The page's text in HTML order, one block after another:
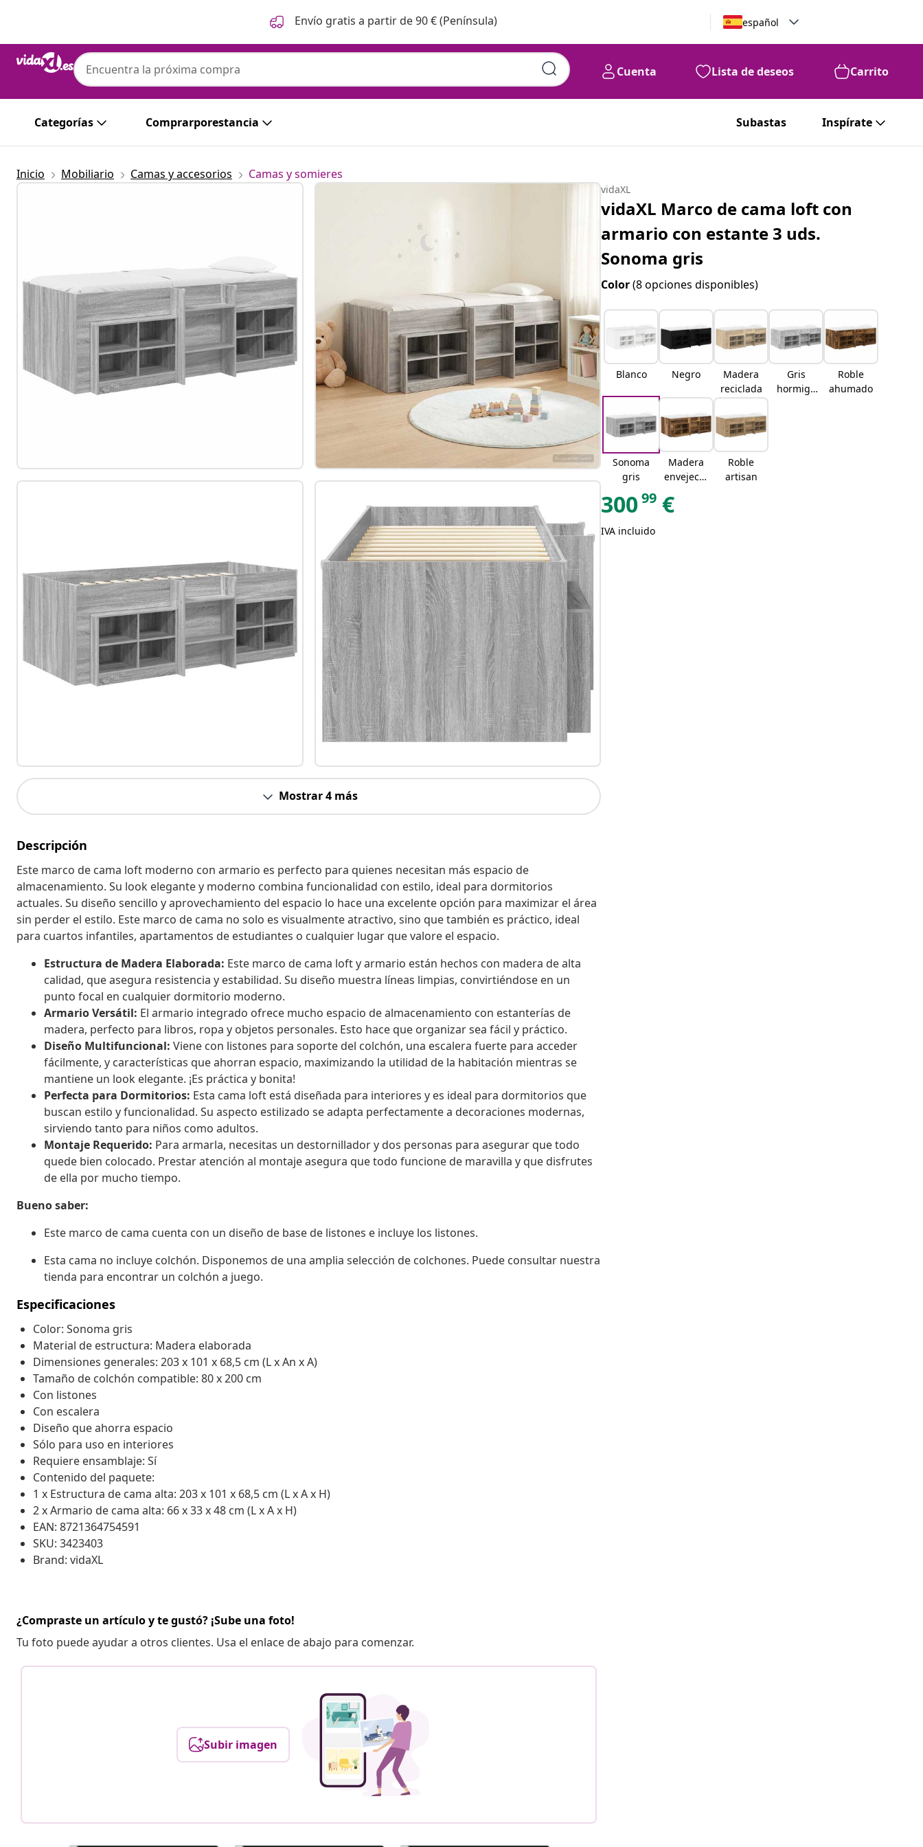
Envío gratis a partir de 90 € (Península) español
Cuenta Lista de deseos Carrito
Categorías Comprarporestancia Subastas Inspírate
Inicio Mobiliario Camas y accesorios Camas y somieres
Mostrar 4 más
Descripción
Este marco de cama loft moderno con armario es perfecto para quienes necesitan más espacio de
almacenamiento. Su look elegante y moderno combina funcionalidad con estilo, ideal para dormitorios
actuales. Su diseño sencillo y aprovechamiento del espacio lo hace una excelente opción para maximizar el área
sin perder el estilo. Este marco de cama no solo es visualmente atractivo, sino que también es práctico, ideal
para cuartos infantiles, apartamentos de estudiantes o cualquier lugar que valore el espacio.
Estructura de Madera Elaborada: Este marco de cama loft y armario están hechos con madera de alta
calidad, que asegura resistencia y estabilidad. Su diseño muestra líneas limpias, convirtiéndose en un
punto focal en cualquier dormitorio moderno.
Armario Versátil: El armario integrado ofrece mucho espacio de almacenamiento con estanterías de
madera, perfecto para libros, ropa y objetos personales. Esto hace que organizar sea fácil y práctico.
Diseño Multifuncional: Viene con listones para soporte del colchón, una escalera fuerte para acceder
fácilmente, y características que ahorran espacio, maximizando la utilidad de la habitación mientras se
mantiene un look elegante. ¡Es práctica y bonita!
Perfecta para Dormitorios: Esta cama loft está diseñada para interiores y es ideal para dormitorios que
buscan estilo y funcionalidad. Su aspecto estilizado se adapta perfectamente a decoraciones modernas,
sirviendo tanto para niños como adultos.
Montaje Requerido: Para armarla, necesitas un destornillador y dos personas para asegurar que todo
quede bien colocado. Prestar atención al montaje asegura que todo funcione de maravilla y que disfrutes
de ella por mucho tiempo.
Bueno saber:
Este marco de cama cuenta con un diseño de base de listones e incluye los listones.
Esta cama no incluye colchón. Disponemos de una amplia selección de colchones. Puede consultar nuestra
tienda para encontrar un colchón a juego.
Especificaciones
Color: Sonoma gris
Material de estructura: Madera elaborada
Dimensiones generales: 203 x 101 x 68,5 cm (L x An x A)
Tamaño de colchón compatible: 80 x 200 cm
Con listones
Con escalera
Diseño que ahorra espacio
Sólo para uso en interiores
Requiere ensamblaje: Sí
Contenido del paquete:
1 x Estructura de cama alta: 203 x 101 x 68,5 cm (L x A x H)
2 x Armario de cama alta: 66 x 33 x 48 cm (L x A x H)
EAN: 8721364754591
SKU: 3423403
Brand: vidaXL
¿Compraste un artículo y te gustó? ¡Sube una foto!
Tu foto puede ayudar a otros clientes. Usa el enlace de abajo para comenzar.
Subir imagen
vidaXL
vidaXL Marco de cama loft con
armario con estante 3 uds.
Sonoma gris
Color(8 opciones disponibles)
Blanco Negro
Madera
reciclada
Gris
hormigó
Roble
ahumado
Sonoma
gris
Madera
envejecid
Roble
artisan
30099 €
IVA incluido